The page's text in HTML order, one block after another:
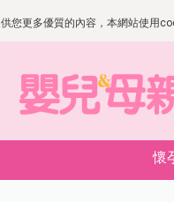
您更多優質的內容，本網站使用
懷